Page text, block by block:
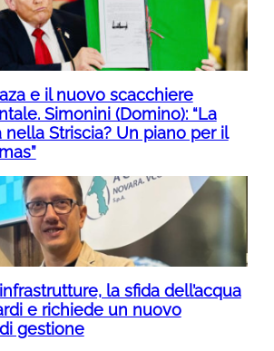
e il nuovo scacchiere
Simonini (Domino): “La
nella Striscia? Un piano per il
la sfida dell’acqua
e richiede un nuovo
gestione